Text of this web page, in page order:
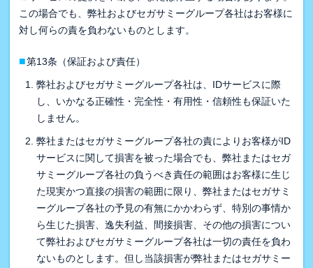
この場合でも、弊社およびセガサミーグループ各社はお客様に
対し何らの責を負わないものとします。
■第13条（保証および責任）
弊社およびセガサミーグループ各社は、IDサービスに際
し、いかなる正確性・完全性・有用性・信頼性も保証いた
しません。
弊社またはセガサミーグループ各社の責によりお客様がID
サービスに関して損害を被った場合でも、弊社またはセガ
サミーグループ各社の負うべき責任の範囲はお客様に生じ
た現実かつ直接の損害の範囲に限り、弊社またはセガサミ
ーグループ各社の予見の有無にかかわらず、特別の事情か
ら生じた損害、逸失利益、間接損害、その他の損害につい
て弊社およびセガサミーグループ各社は一切の責任を負わ
ないものとします。但し当該損害が弊社またはセガサミー